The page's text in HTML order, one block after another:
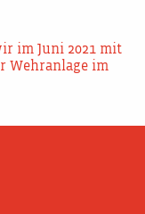
im Juni 2021 mit
Wehranlage im